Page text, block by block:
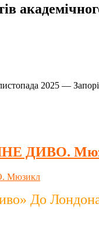
2025 —
ДИВО.
До